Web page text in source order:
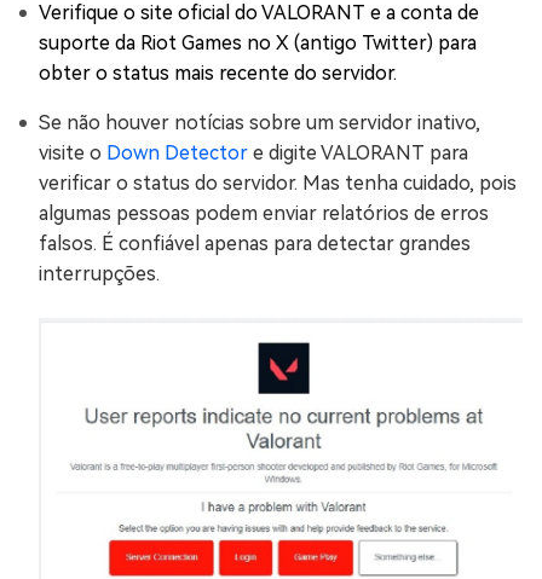
Verifique o site oficial do VALORANT e a conta de
suporte da Riot Games no X (antigo Twitter) para
obter o status mais recente do servidor.
Se não houver notícias sobre um servidor inativo,
visite o Down Detector e digite VALORANT para
verificar o status do servidor. Mas tenha cuidado, pois
algumas pessoas podem enviar relatórios de erros
falsos. É confiável apenas para detectar grandes
interrupções.